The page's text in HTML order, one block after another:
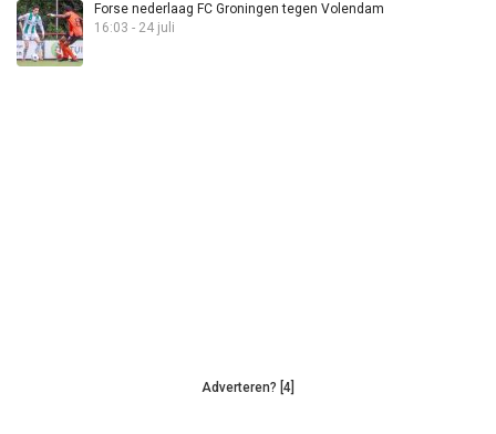
Forse nederlaag FC Groningen tegen Volendam
16:03 - 24 juli
Adverteren? [4]